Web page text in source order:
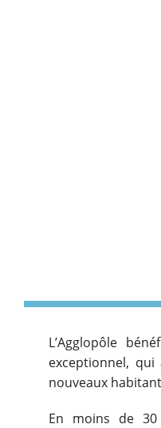
L’Agglopôle
exceptionnel,
nouveaux
En moins de